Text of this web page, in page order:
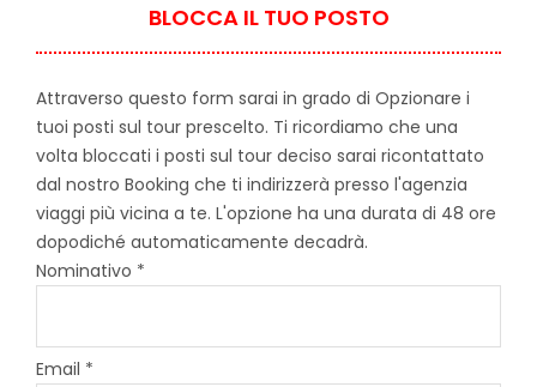
BLOCCA IL TUO POSTO
Attraverso questo form sarai in grado di Opzionare i
tuoi posti sul tour prescelto. Ti ricordiamo che una
volta bloccati i posti sul tour deciso sarai ricontattato
dal nostro Booking che ti indirizzerà presso l'agenzia
viaggi più vicina a te. L'opzione ha una durata di 48 ore
dopodiché automaticamente decadrà.
Nominativo *
Email *